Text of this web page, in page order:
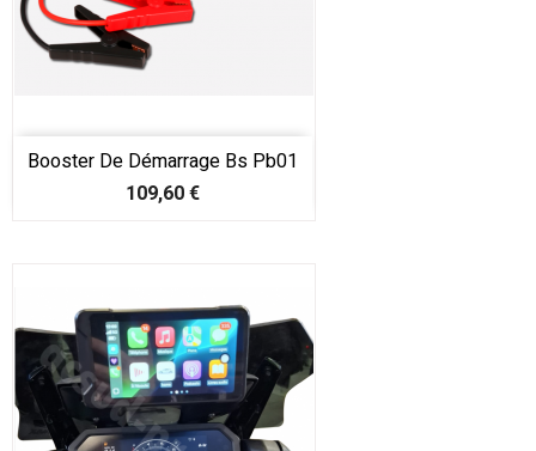
Booster De Démarrage Bs Pb01
Prix
109,60 €